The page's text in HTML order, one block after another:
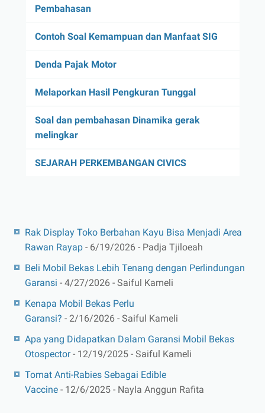
Pembahasan
Contoh Soal Kemampuan dan Manfaat SIG
Denda Pajak Motor
Melaporkan Hasil Pengkuran Tunggal
Soal dan pembahasan Dinamika gerak
melingkar
SEJARAH PERKEMBANGAN CIVICS
Rak Display Toko Berbahan Kayu Bisa Menjadi Area
Rawan Rayap - 6/19/2026 - Padja Tjiloeah
Beli Mobil Bekas Lebih Tenang dengan Perlindungan
Garansi - 4/27/2026 - Saiful Kameli
Kenapa Mobil Bekas Perlu
Garansi? - 2/16/2026 - Saiful Kameli
Apa yang Didapatkan Dalam Garansi Mobil Bekas
Otospector- 12/19/2025 - Saiful Kameli
Tomat Anti-Rabies Sebagai Edible
Vaccine - 12/6/2025 - Nayla Anggun Rafita